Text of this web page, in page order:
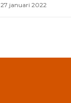
27 januari 2022
ALLE